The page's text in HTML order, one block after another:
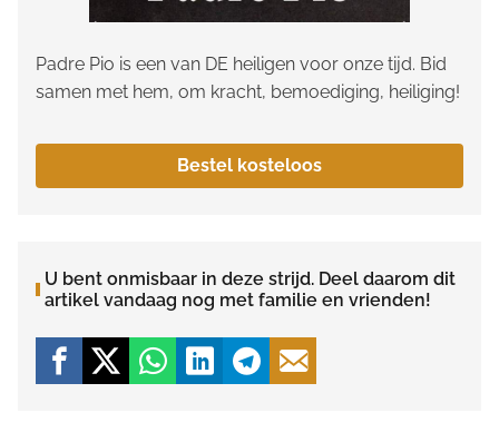
Padre Pio is een van DE heiligen voor onze tijd. Bid
samen met hem, om kracht, bemoediging, heiliging!
Bestel kosteloos
U bent onmisbaar in deze strijd. Deel daarom dit
artikel vandaag nog met familie en vrienden!